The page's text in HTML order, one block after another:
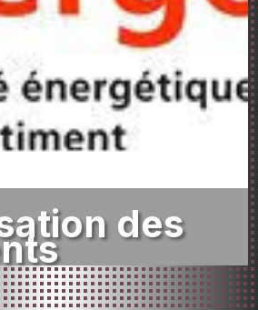
des